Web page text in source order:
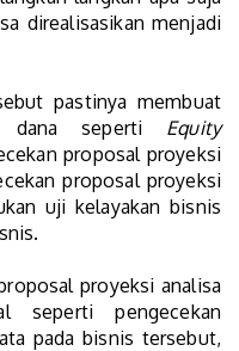
direalisasikan menjadi
pastinya membuat
dana seperti Equity
proposal proyeksi
proposal proyeksi
uji kelayakan bisnis
proyeksi analisa
seperti pengecekan
pada bisnis tersebut,